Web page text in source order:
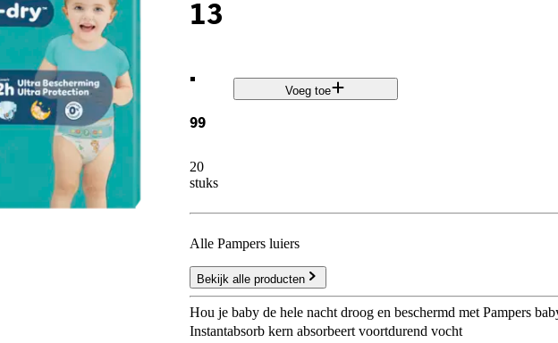
13
.
99
20
stuks
Voeg toe
Alle Pampers luiers
Bekijk alle producten
Hou je baby de hele nacht droog en beschermd met Pampers
Instantabsorb kern absorbeert voortdurend vocht